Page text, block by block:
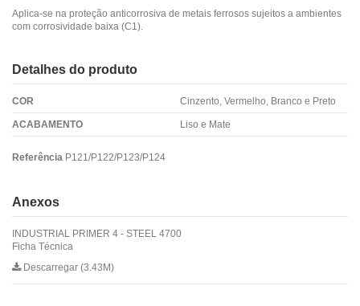
Aplica-se na proteção anticorrosiva de metais ferrosos sujeitos a ambientes
com corrosividade baixa (C1).
Detalhes do produto
COR Cinzento, Vermelho, Branco e Preto
ACABAMENTO Liso e Mate
Referência P121/P122/P123/P124
Anexos
INDUSTRIAL PRIMER 4 - STEEL 4700
Ficha Técnica
Descarregar (3.43M)